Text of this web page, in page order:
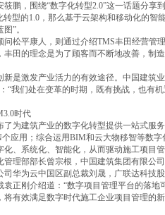
，围绕“数字化转型2.0”这一话题分享
型的1.0，那么基于云架构和移动化的智
”。
平康人，则通过介绍TMS丰田经营管
田的理念是为了顾客而不断地改善，制
激发产业活力的有效途径。中国建筑
“我们处在变革的时期，既有挑战，也有
时代
建筑产业的数字化转型提供一站式服务
应用；综合运用BIM和云大物移智等数
化、系统化、智能化，从而驱动施工项目
部部长曾宗根，中国建筑集团有限公
华为云中国区副总裁刘晟，广联达科技
刚介绍道：“数字项目管理平台的落地
有效满足数字时代施工企业项目管理的